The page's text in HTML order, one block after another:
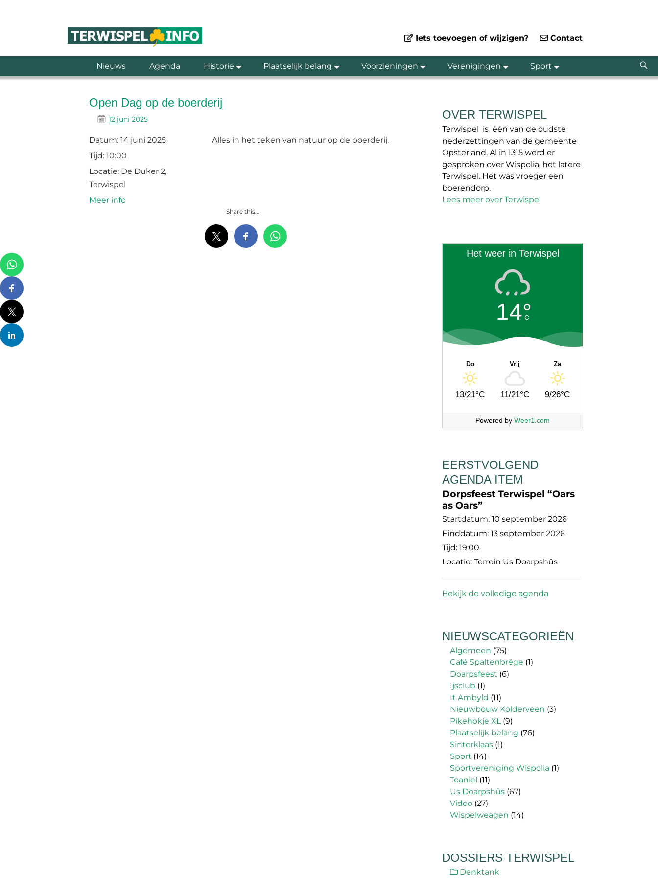
Iets toevoegen of wijzigen? Contact
Nieuws Agenda Historie Plaatselijk belang Voorzieningen Verenigingen Sport
Open Dag op de boerderij
12 juni 2025
Datum: 14 juni 2025
Tijd: 10:00
Locatie: De Duker 2,
Terwispel
Meer info
Alles in het teken van natuur op de boerderij.
Share this...
OVER TERWISPEL
Terwispel is één van de oudste
nederzettingen van de gemeente
Opsterland. Al in 1315 werd er
gesproken over Wispolia, het latere
Terwispel. Het was vroeger een
boerendorp.
Lees meer over Terwispel
Het weer in Terwispel
14°
C
Do
13/21°C
Vrij
11/21°C
Za
9/26°C
Powered by Weer1.com
EERSTVOLGEND
AGENDA ITEM
Dorpsfeest Terwispel “Oars
as Oars”
Startdatum: 10 september 2026
Einddatum: 13 september 2026
Tijd: 19:00
Locatie: Terrein Us Doarpshûs
Bekijk de volledige agenda
NIEUWSCATEGORIEËN
Algemeen (75)
Café Spaltenbrêge (1)
Doarpsfeest (6)
Ijsclub (1)
It Ambyld (11)
Nieuwbouw Kolderveen (3)
Pikehokje XL(9)
Plaatselijk belang (76)
Sinterklaas (1)
Sport (14)
Sportvereniging Wispolia (1)
Toaniel (11)
Us Doarpshûs (67)
Video (27)
Wispelweagen (14)
DOSSIERS TERWISPEL
Denktank